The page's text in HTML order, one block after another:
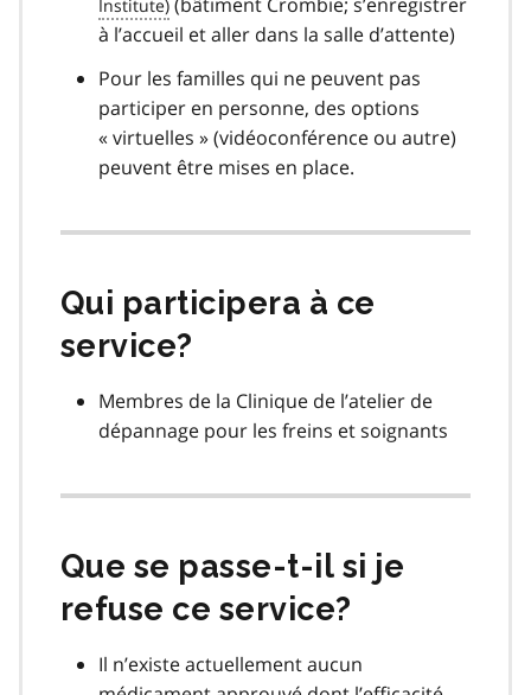
à l’accueil et aller dans la salle d’attente)
Pour les familles qui ne peuvent pas
participer en personne, des options
« virtuelles » (vidéoconférence ou autre)
peuvent être mises en place.
Qui participera à ce
service?
Membres de la Clinique de l’atelier de
dépannage pour les freins et soignants
Que se passe-t-il si je
refuse ce service?
Il n’existe actuellement aucun